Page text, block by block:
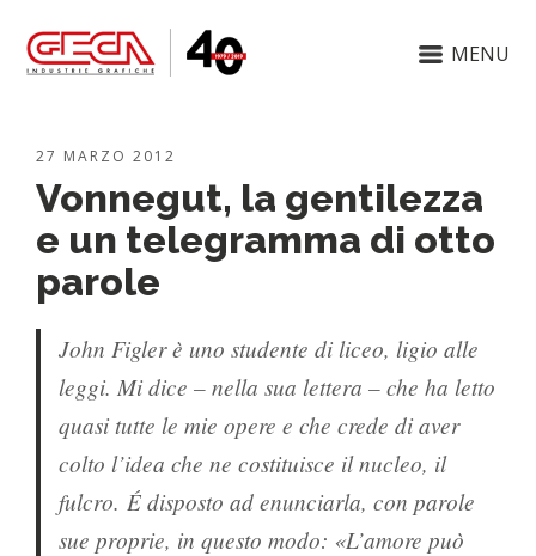
MENU
27 MARZO 2012
Vonnegut, la gentilezza
e un telegramma di otto
parole
John Figler è uno studente di liceo, ligio alle
leggi. Mi dice – nella sua lettera – che ha letto
quasi tutte le mie opere e che crede di aver
colto l’idea che ne costituisce il nucleo, il
fulcro. É disposto ad enunciarla, con parole
sue proprie, in questo modo: «L’amore può